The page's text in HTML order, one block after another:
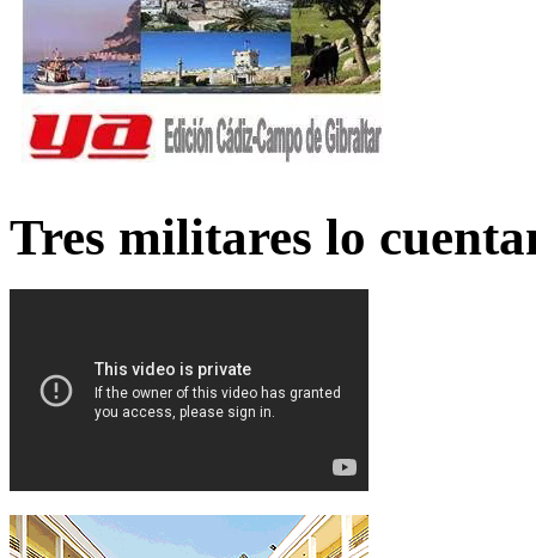
Tres militares lo